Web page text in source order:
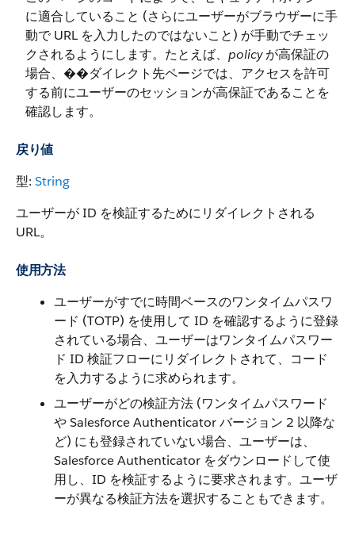
に適合していること (さらにユーザーがブラウザーに手
動で URL を入力したのではないこと) が手動でチェッ
クされるようにします。たとえば、 policyが高保証の
場合、��ダイレクト先ページでは、アクセスを許可
する前にユーザーのセッションが高保証であることを
確認します。
戻り値
型: String
ユーザーが ID を検証するためにリダイレクトされる
URL。
使用方法
ユーザーがすでに時間ベースのワンタイムパスワ
ード (TOTP) を使用して ID を確認するように登録
されている場合、ユーザーはワンタイムパスワー
ド ID 検証フローにリダイレクトされて、コード
を入力するように求められます。
ユーザーがどの検証方法 (ワンタイムパスワード
や Salesforce Authenticator バージョン 2 以降な
ど) にも登録されていない場合、ユーザーは、
Salesforce Authenticator をダウンロードして使
用し、ID を検証するように要求されます。ユーザ
ーが異なる検証方法を選択することもできます。